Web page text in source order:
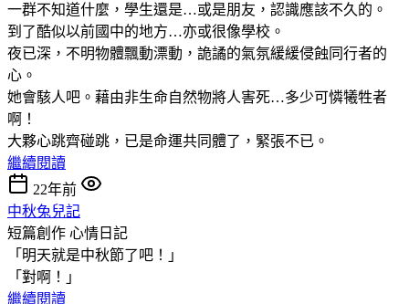
一群不知道什麼，學生還是…或是朋友，認識應該不久的。
到了酷似以前國中的地方…亦或很像學校。
夜已深，不明物體飄動漂動，詭譎的氣氛緩緩侵蝕同行者的
心。
她會駭人吧。藉由非生命自然物將人害死…多少可憐犧牲者
啊！
大夥心跳齊碰跳，已是命運共同體了，緊張不已。
繼續閱讀
22年前
中秋兔兒記
短篇創作 心情日記
「明天就是中秋節了吧！」
「對啊！」
繼續閱讀